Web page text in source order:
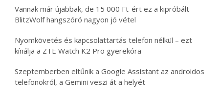
Vannak már újabbak, de 15 000 Ft-ért ez a kipróbált
BlitzWolf hangszóró nagyon jó vétel
Nyomkövetés és kapcsolattartás telefon nélkül – ezt
kínálja a ZTE Watch K2 Pro gyerekóra
Szeptemberben eltűnik a Google Assistant az androidos
telefonokról, a Gemini veszi át a helyét